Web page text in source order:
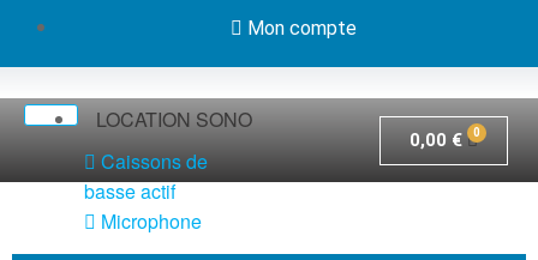
Mon compte
LOCATION SONO
Caissons de
basse actif
Microphone
0,00 €